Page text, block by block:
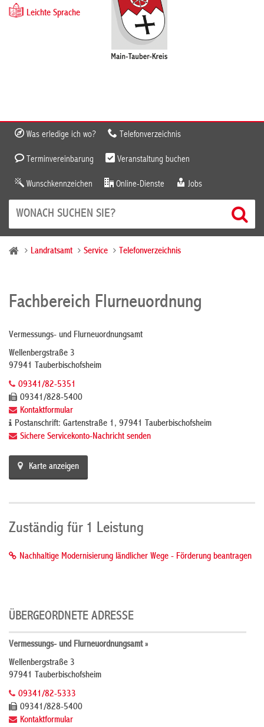
Leichte Sprache
Was erledige ich wo? Telefonverzeichnis
Terminvereinbarung Veranstaltung buchen
Wunschkennzeichen Online-Dienste Jobs
Landratsamt Service Telefonverzeichnis
Fachbereich Flurneuordnung
Vermessungs- und Flurneuordnungsamt
Wellenbergstraße 3
97941 Tauberbischofsheim
09341/82-5351
09341/828-5400
Kontaktformular
Postanschrift: Gartenstraße 1, 97941 Tauberbischofsheim
Sichere Servicekonto-Nachricht senden
Karte anzeigen
Zuständig für 1 Leistung
Nachhaltige Modernisierung ländlicher Wege - Förderung beantragen
ÜBERGEORDNETE ADRESSE
Vermessungs- und Flurneuordnungsamt »
Wellenbergstraße 3
97941 Tauberbischofsheim
09341/82-5333
09341/828-5400
Kontaktformular